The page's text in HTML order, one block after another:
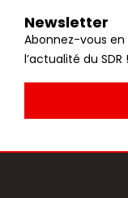
Newsletter
Abonnez-vous
l’actualité du SDR !